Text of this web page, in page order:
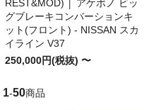
REST&MOD) │ アケボノ ビッ
グブレーキコンバーションキ
ット(フロント) - NISSAN スカ
イライン V37
250,000円(税抜) 〜
1-50商品